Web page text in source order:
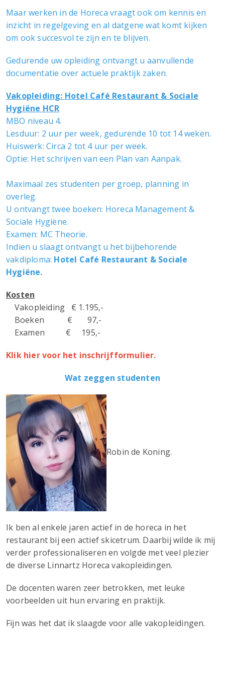
Maar werken in de Horeca vraagt ook om kennis en
inzicht in regelgeving en al datgene wat komt kijken
om ook succesvol te zijn en te blijven.
Gedurende uw opleiding ontvangt u aanvullende
documentatie over actuele praktijk zaken.
Vakopleiding: Hotel Café Restaurant & Sociale
Hygiëne HCR
MBO niveau 4.
Lesduur: 2 uur per week, gedurende 10 tot 14 weken.
Huiswerk: Circa 2 tot 4 uur per week.
Optie: Het schrijven van een Plan van Aanpak.
Maximaal zes studenten per groep, planning in
overleg.
U ontvangt twee boeken: Horeca Management &
Sociale Hygiëne.
Examen: MC Theorie.
Indien u slaagt ontvangt u het bijbehorende
vakdiploma: Hotel Café Restaurant & Sociale
Hygiëne.
Kosten
Vakopleiding € 1.195,-
Boeken € 97,-
Examen € 195,-
Klik hier voor het inschrijfformulier.
Wat zeggen studenten
Robin de Koning.
Ik ben al enkele jaren actief in de horeca in het
restaurant bij een actief skicetrum. Daarbij wilde ik mij
verder professionaliseren en volgde met veel plezier
de diverse Linnartz Horeca vakopleidingen.
De docenten waren zeer betrokken, met leuke
voorbeelden uit hun ervaring en praktijk.
Fijn was het dat ik slaagde voor alle vakopleidingen.